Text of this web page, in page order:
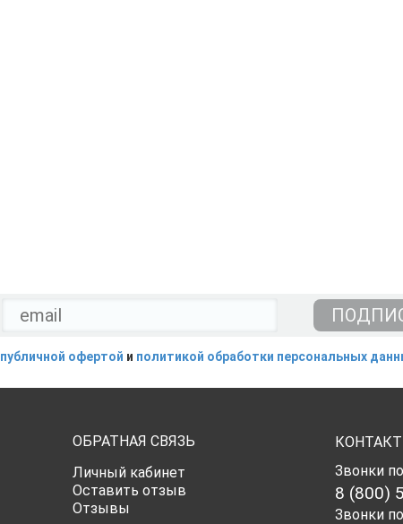
публичной офертой и политикой обработки персональных
ОБРАТНАЯ СВЯЗЬ
Личный кабинет
Оставить отзыв
Отзывы
Звонки
8 (800)
Звонки